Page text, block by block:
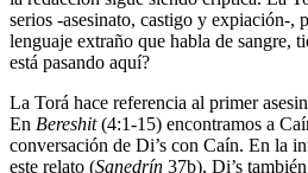
serios -asesinato, castigo y expiación-,
lenguaje extraño que habla de sangre,
está pasando aquí?
La Torá hace referencia al primer
En Bereshit(4:1-15) encontramos a
conversación de Di’s con Caín. En la
este relato (Sanedrín 37b), Di’s